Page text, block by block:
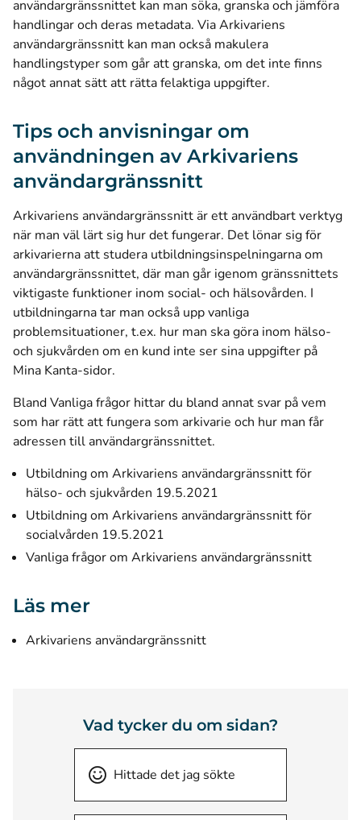
användargränssnittet kan man söka, granska och jämföra
handlingar och deras metadata. Via Arkivariens
användargränssnitt kan man också makulera
handlingstyper som går att granska, om det inte finns
något annat sätt att rätta felaktiga uppgifter.
Tips och anvisningar om
användningen av Arkivariens
användargränssnitt
Arkivariens användargränssnitt är ett användbart verktyg
när man väl lärt sig hur det fungerar. Det lönar sig för
arkivarierna att studera utbildningsinspelningarna om
användargränssnittet, där man går igenom gränssnittets
viktigaste funktioner inom social- och hälsovården. I
utbildningarna tar man också upp vanliga
problemsituationer, t.ex. hur man ska göra inom hälso-
och sjukvården om en kund inte ser sina uppgifter på
Mina Kanta-sidor.
Bland Vanliga frågor hittar du bland annat svar på vem
som har rätt att fungera som arkivarie och hur man får
adressen till användargränssnittet.
Utbildning om Arkivariens användargränssnitt för
hälso- och sjukvården 19.5.2021
Utbildning om Arkivariens användargränssnitt för
socialvården 19.5.2021
Vanliga frågor om Arkivariens användargränssnitt
Läs mer
Arkivariens användargränssnitt
Vad tycker du om sidan?
Hittade det jag sökte